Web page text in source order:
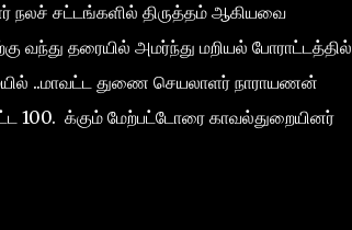
நலச் சட்டங்களில் திருத்தம் ஆகியவை
வந்து தரையில் அமர்ந்து மறியல் போராட்டத்தில்
..மாவட்ட துணை செயலாளர் நாராயணன்
100. க்கும் மேற்பட்டோரை காவல்துறையினர்